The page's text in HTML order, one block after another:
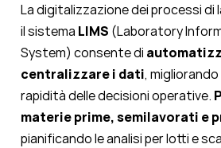
La digitalizzazione dei processi
il sistema LIMS (Laboratory
System) consente di
centralizzare i dati,
rapidità delle decisioni operative.
materie prime, semilavorati e
pianificando le analisi per lotti e